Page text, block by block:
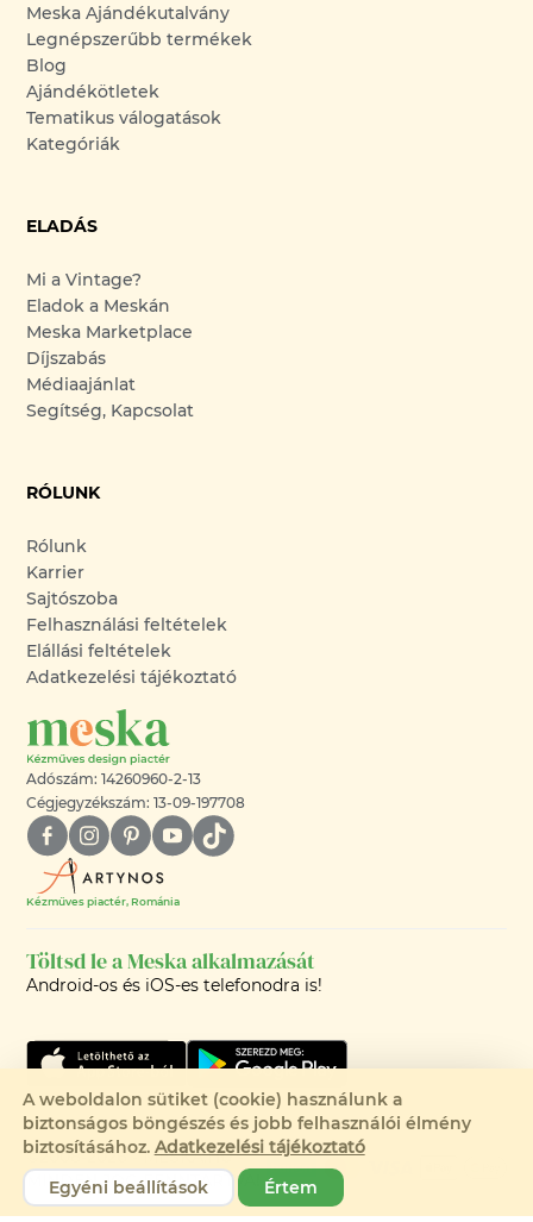
Meska Ajándékutalvány
Legnépszerűbb termékek
Blog
Ajándékötletek
Tematikus válogatások
Kategóriák
ELADÁS
Mi a Vintage?
Eladok a Meskán
Meska Marketplace
Díjszabás
Médiaajánlat
Segítség, Kapcsolat
RÓLUNK
Rólunk
Karrier
Sajtószoba
Felhasználási feltételek
Elállási feltételek
Adatkezelési tájékoztató
Adószám: 14260960-2-13
Cégjegyzékszám: 13-09-197708
Kézműves piactér, Románia
Töltsd le a Meska alkalmazását
Android-os és iOS-es telefonodra is!
©2008-2026 - MESKA.HU -
MINDEN JOG FENNTARTVA!
A weboldalon sütiket (cookie) használunk a
biztonságos böngészés és jobb felhasználói élmény
biztosításához. Adatkezelési tájékoztató
Egyéni beállítások
Értem